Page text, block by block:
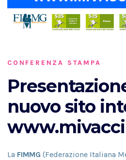
CONFERENZA STAMPA
nuovo sito
La FIMMG (Federazione Italiana